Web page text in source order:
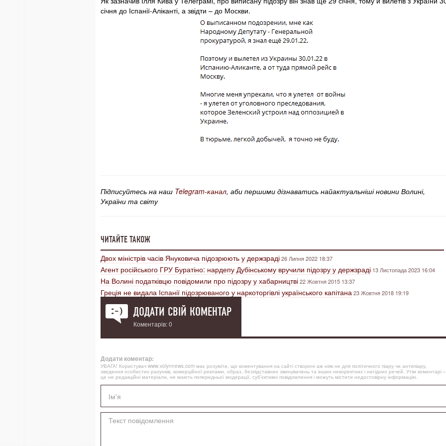
січня до Іспанії-Аліканті, а звідти – до Москви.
Підписуйтесь на наш Telegram-канал, аби першими дізнаватись найактуальніші новини Волині,
України та світу
ЧИТАЙТЕ ТАКОЖ
Двох міністрів часів Януковича підозрюють у держзраді26 Липня 2022 18:37
Агент російського ГРУ Буратіно: нардепу Дубінському вручили підозру у держзраді 13 Листопада 2023 16:04
На Волині податківцю повідомили про підозру у хабарництві22 Жовтня 2015 13:37
Греція не видала Іспанії підозрюваного у наркоторгівлі українського капітана23 Жовтня 2018 19:19
ДОДАТИ СВІЙ КОМЕНТАР
Коментарів: 0
Додати коментар:
УВАГА! Користувач www.volynnews.com має розуміти, що коментування на сайті створені аж ніяк не для політичного піару чи антипіару,
зведення особистих рахунків, комерційної реклами, образ, безпідставних звинувачень та інших некоректних і негідних речей. Утім коментарі –
це не редакційні матеріали, не мають попередньої модерації, суб’єктивні повідомлення і можуть містити недостовірну інформацію.